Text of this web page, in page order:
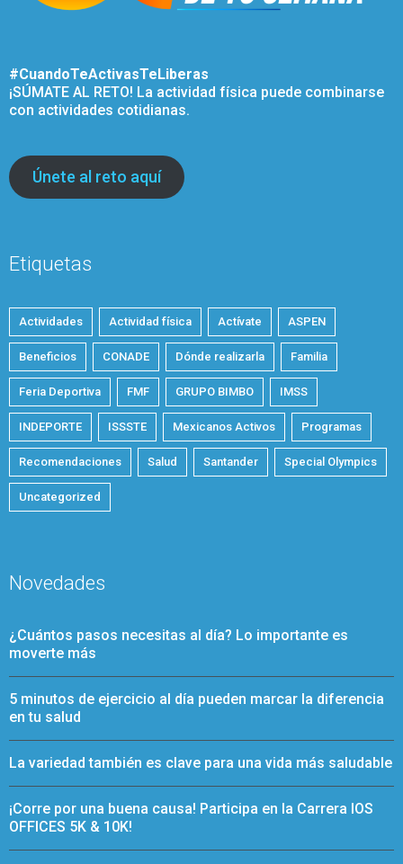
#CuandoTeActivasTeLiberas
¡SÚMATE AL RETO! La actividad física puede combinarse
con actividades cotidianas.
Únete al reto aquí
Etiquetas
Actividades Actividad física Actívate ASPEN
Beneficios CONADE Dónde realizarla Familia
Feria Deportiva FMF GRUPO BIMBO IMSS
INDEPORTE ISSSTE Mexicanos Activos Programas
Recomendaciones Salud Santander Special Olympics
Uncategorized
Novedades
¿Cuántos pasos necesitas al día? Lo importante es
moverte más
5 minutos de ejercicio al día pueden marcar la diferencia
en tu salud
La variedad también es clave para una vida más saludable
¡Corre por una buena causa! Participa en la Carrera IOS
OFFICES 5K & 10K!